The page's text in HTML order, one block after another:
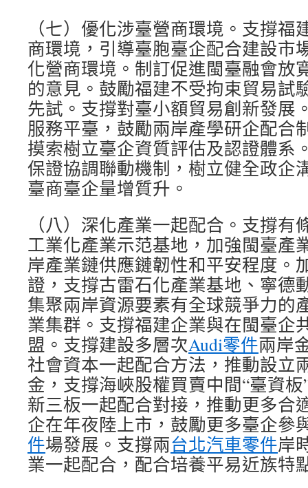
（七）優化涉臺營商環境。支撐福
商環境，引導臺胞臺企配合建設市
化營商環境。制訂促進閩臺融會放
的意見。鼓勵福建不受拘束貿易試
先試。支撐對臺小額貿易創新發展
服務平臺，鼓勵兩岸產學研企配合
摸索樹立臺企資質評估及認證體系
保證協調聯動機制，樹立健全政企
臺商臺企量增質升。
（八）深化產業一起配合。支撐有
工業化產業示范基地，加強閩臺產
岸產業鏈供應鏈韌性和平安程度。
證，支撐古雷石化產業基地、寧德
集聚兩岸資源要素有全球競爭力的
業集群。支撐福建企業與在閩臺企
盟。支撐建設多層次Audi零件兩岸
社會資本一起配合方法，推動設立
金，支撐海峽股權買賣中間“臺資
新三板一起配合對接，推動更多合
企在年夜陸上市，鼓勵更多臺企參
件場發展。支撐兩台北汽車零件岸
業一起配合，配合培養平易近族特